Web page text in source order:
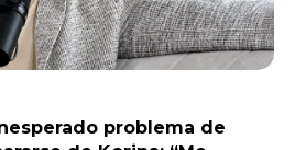
problema de